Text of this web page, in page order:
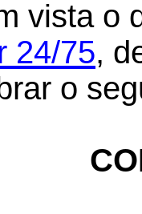
vista o
24/75,
o